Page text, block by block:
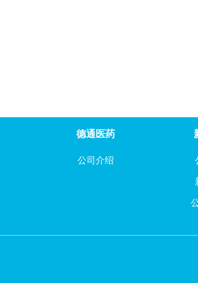
德通医药
公司介绍